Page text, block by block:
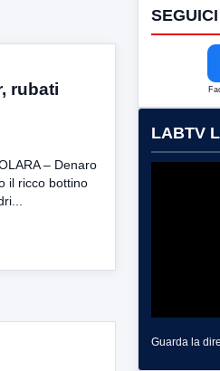
rubati
– Denaro
il ricco bottino
LABTV
Guarda la